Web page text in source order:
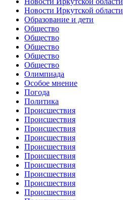
Новости Иркутской области
Образование и дети
Общество
Общество
Общество
Общество
Общество
Олимпиада
Особое мнение
Погода
Политика
Происшествия
Происшествия
Происшествия
Происшествия
Происшествия
Происшествия
Происшествия
Происшествия
Происшествия
Происшествия